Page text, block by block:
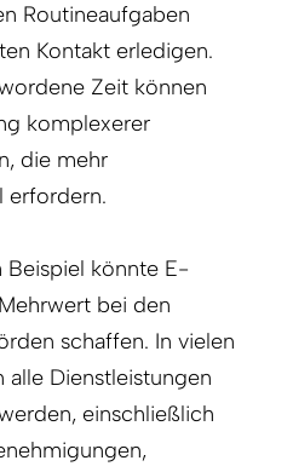
Routineaufgaben
Kontakt erledigen.
Zeit können
komplexerer
die mehr
erfordern.
Beispiel könnte E-
bei den
schaffen. In vielen
alle Dienstleistungen
einschließlich